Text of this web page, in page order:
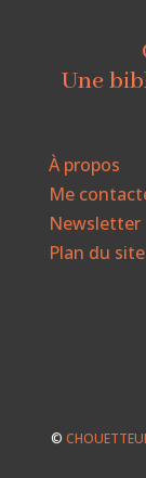
Une
À propos
Me
Newsletter
Plan du site
©